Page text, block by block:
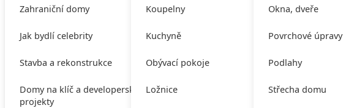
Zahraniční domy
Jak bydlí celebrity
Stavba a rekonstrukce
Domy na klíč a developerské
projekty
Koupelny
Kuchyně
Obývací pokoje
Ložnice
Okna, dveře
Povrchové úpravy
Podlahy
Střecha domu